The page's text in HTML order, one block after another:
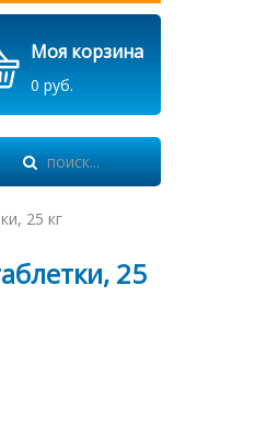
Моя корзина
0 руб.
25 кг
25